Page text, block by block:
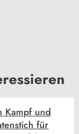
Kampf und
für